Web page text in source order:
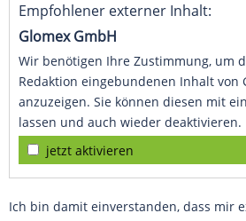
Empfohlener externer Inhalt:
Glomex GmbH
Wir benötigen Ihre Zustimmung, um
Redaktion eingebundenen Inhalt von
anzuzeigen. Sie können diesen mit
lassen und auch wieder deaktivieren.
jetzt aktivieren
Ich bin damit einverstanden, dass mir